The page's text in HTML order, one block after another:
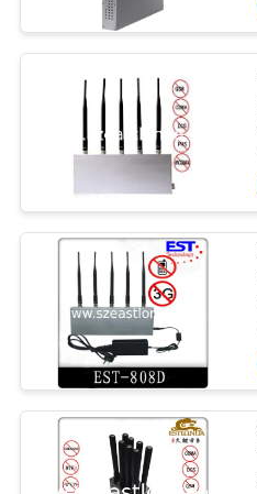
CONTACTEER
NIEUWS
GEVALLEN
EEN
OFFERTE
AANVRAGEN
SITEMAP